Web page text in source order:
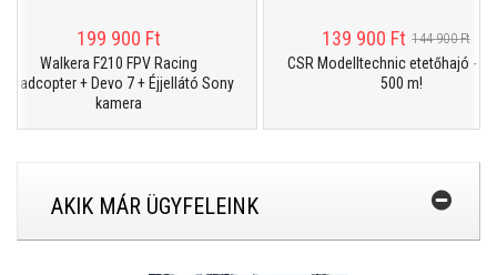
199 900 Ft
Walkera F210 FPV Racing
+ Devo 7 + Éjjellátó Sony
kamera
139 900 Ft 144 900 Ft
CSR Modelltechnic etetőhajó - FULL
500 m!
AKIK MÁR ÜGYFELEINK